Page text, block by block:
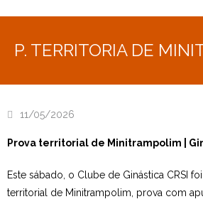
SPO
P. TERRITORIA DE
11/05/2026
Prova territorial de Minitrampolim |
Este sábado, o Clube de Ginástica CRSI
territorial de Minitrampolim, prova com